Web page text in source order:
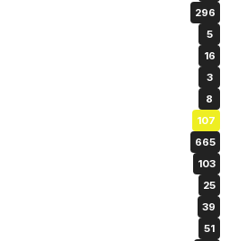
296
5
16
3
8
107
665
103
25
39
51